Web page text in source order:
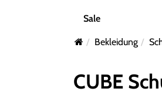
Sale
Bekleidung
CUBE